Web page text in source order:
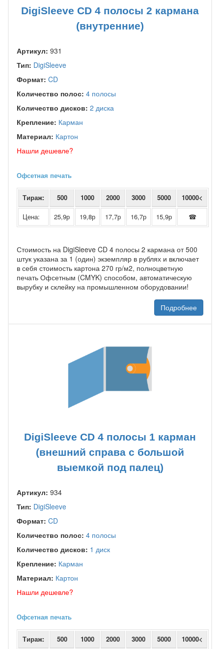
DigiSleeve CD 4 полосы 2 кармана
(внутренние)
Артикул: 931
Тип: DigiSleeve
Формат: CD
Количество полос: 4 полосы
Количество дисков: 2 диска
Крепление: Карман
Материал: Картон
Нашли дешевле?
Офсетная печать
Тираж: 500 1000 2000 3000 5000 10000<
Цена: 25,9р 19,8р 17,7р 16,7р 15,9р ☎
Стоимость на DigiSleeve CD 4 полосы 2 кармана от 500
штук указана за 1 (один) экземпляр в рублях и включает
в себя стоимость картона 270 гр/м2, полноцветную
печать Офсетным (CMYK) способом, автоматическую
вырубку и склейку на промышленном оборудовании!
Подробнее
DigiSleeve CD 4 полосы 1 карман
(внешний справа с большой
выемкой под палец)
Артикул: 934
Тип: DigiSleeve
Формат: CD
Количество полос: 4 полосы
Количество дисков: 1 диск
Крепление: Карман
Материал: Картон
Нашли дешевле?
Офсетная печать
Тираж: 500 1000 2000 3000 5000 10000<